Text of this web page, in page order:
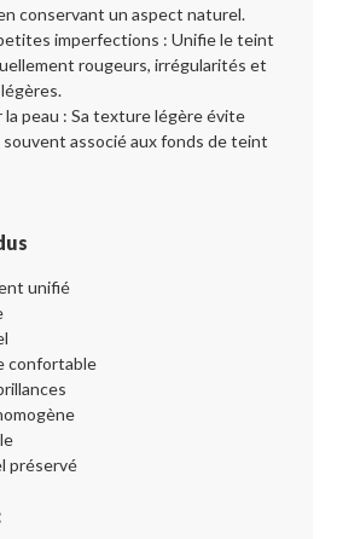
conservant un aspect naturel.
imperfections : Unifie le teint
rougeurs, irrégularités et
la peau : Sa texture légère évite
associé aux fonds de teint
unifié
confortable
préservé